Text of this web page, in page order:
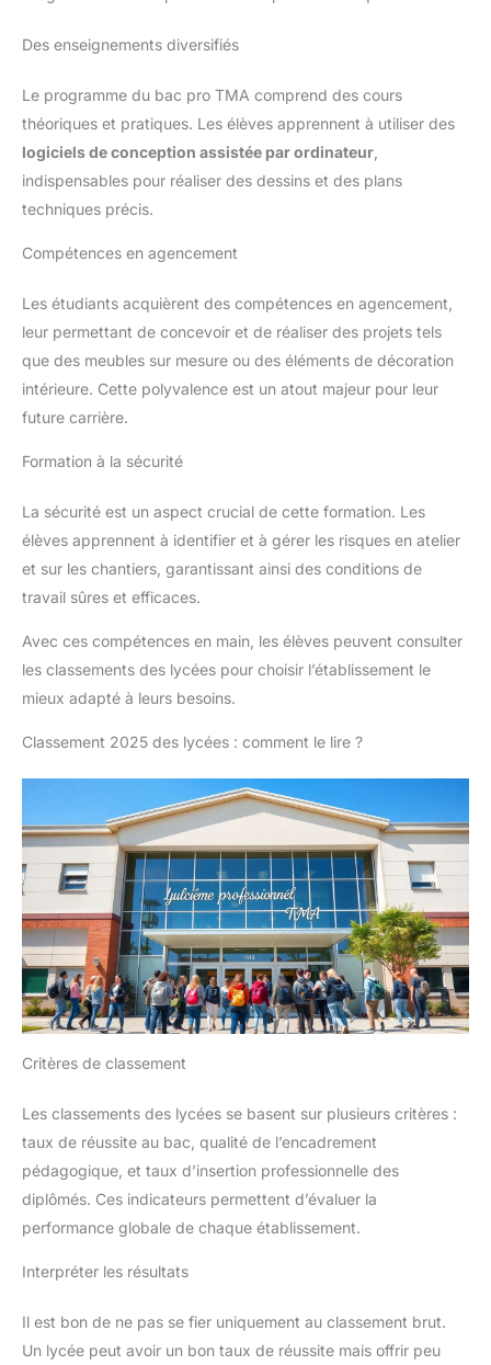
Des enseignements diversifiés
Le programme du bac pro TMA comprend des cours
théoriques et pratiques. Les élèves apprennent à utiliser des
logiciels de conception assistée par ordinateur
indispensables pour réaliser des dessins et des plans
techniques précis.
Compétences en agencement
Les étudiants acquièrent des compétences en agencement,
leur permettant de concevoir et de réaliser des projets tels
que des meubles sur mesure ou des éléments de décoration
intérieure. Cette polyvalence est un atout majeur pour leur
future carrière.
Formation à la sécurité
La sécurité est un aspect crucial de cette formation. Les
élèves apprennent à identifier et à gérer les risques en atelier
et sur les chantiers, garantissant ainsi des conditions de
travail sûres et efficaces.
Avec ces compétences en main, les élèves peuvent consulter
les classements des lycées pour choisir l’établissement le
mieux adapté à leurs besoins.
Classement 2025 des lycées : comment le lire ?
Critères de classement
Les classements des lycées se basent sur plusieurs critères :
taux de réussite au bac, qualité de l’encadrement
pédagogique, et taux d’insertion professionnelle des
diplômés. Ces indicateurs permettent d’évaluer la
performance globale de chaque établissement.
Interpréter les résultats
Il est bon de ne pas se fier uniquement au classement brut.
Un lycée peut avoir un bon taux de réussite mais offrir peu